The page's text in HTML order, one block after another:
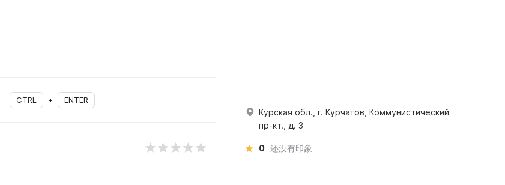
CTRL + ENTER
Курская обл., г. Курчатов, Коммунистический
пр-кт., д. 3
0 还没有印象